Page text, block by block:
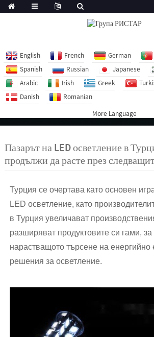
English French German
Spanish
Russian Japanese
Arabic
Irish Greek
Danish
Romanian
More Language
Пазарът на LED осветление в
продължи да расте през
Турция се очертава като основен
LED осветление, като
в Турция увеличават
разширяват продуктовите си гами, за
нарастващото търсене на енергийно
решения за осветление.